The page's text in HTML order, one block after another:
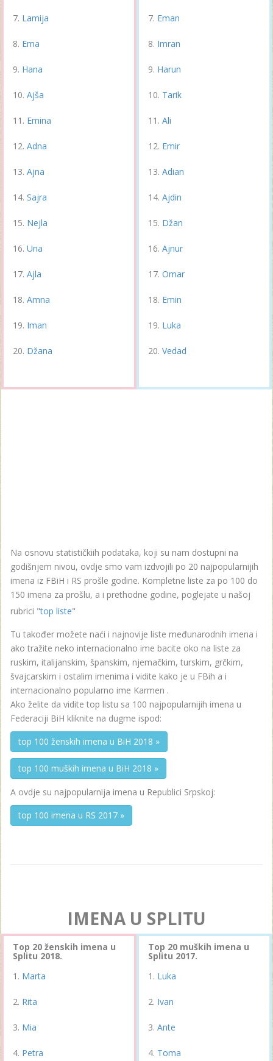
Lamija
Ema
Hana
Ajša
Emina
Adna
Ajna
Sajra
Nejla
Una
Ajla
Amna
Iman
Džana
Eman
Imran
Harun
Tarik
Ali
Emir
Adian
Ajdin
Džan
Ajnur
Omar
Emin
Luka
Vedad
Na osnovu statističkiih podataka, koji su nam dostupni na
godišnjem nivou, ovdje smo vam izdvojili po 20 najpopularnijih
imena iz FBiH i RS prošle godine. Kompletne liste za po 100 do
150 imena za prošlu, a i prethodne godine, poglejate u našoj
rubrici "top liste"
Tu također možete naći i najnovije liste međunarodnih imena i
ako tražite neko internacionalno ime bacite oko na liste za
ruskim, italijanskim, španskim, njemačkim, turskim, grčkim,
švajcarskim i ostalim imenima i vidite kako je u FBih a i
internacionalno popularno ime Karmen .
Ako želite da vidite top listu sa 100 najpopularnijih imena u
Federaciji BiH kliknite na dugme ispod:
top 100 ženskih imena u BiH 2018 »
top 100 muških imena u BiH 2018 »
A ovdje su najpopularnija imena u Republici Srpskoj:
top 100 imena u RS 2017 »
IMENA U SPLITU
Top 20 ženskih imena u
Splitu 2018.
Marta
Rita
Mia
Petra
Top 20 muških imena u
Splitu 2017.
Luka
Ivan
Ante
Toma